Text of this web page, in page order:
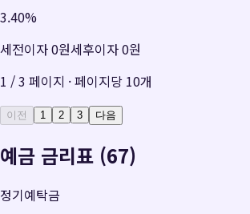
3.40%
세전이자0원세후이자0원
1 /3 페이지 · 페이지당 10개
이전 1 2 3 다음
예금 금리표 (67)
정기예탁금